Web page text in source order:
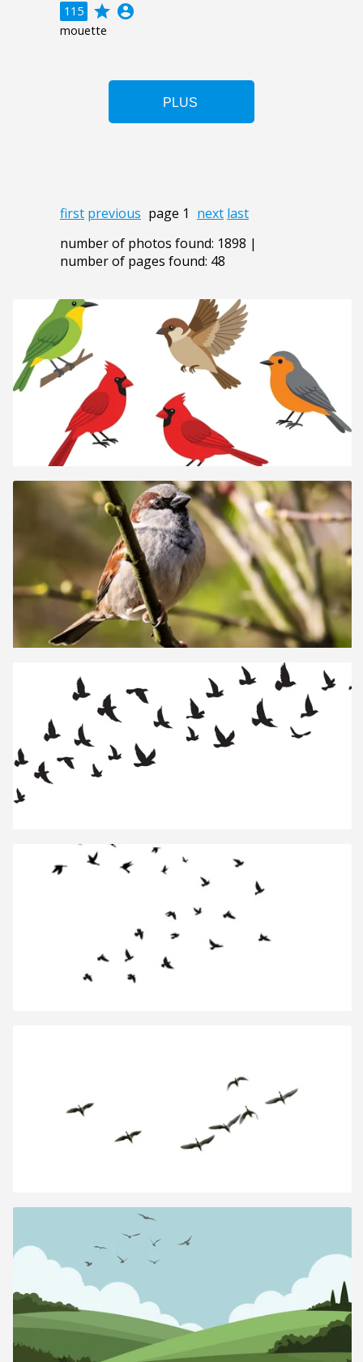
115 grade account_circle
mouette
first previous page 1 next last
number of photos found: 1898 |
number of pages found: 48